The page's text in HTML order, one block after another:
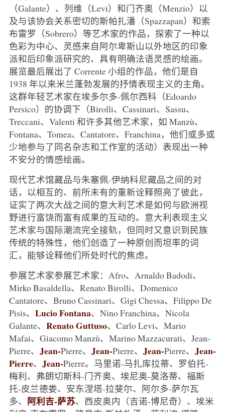
（Galante）、列维（Levi）和门齐奥（Menzio）以
及与该协会关系密切的斯帕扎潘（Spazzapan）和索
布雷罗（Sobrero）等艺术家的作品，探索了一种以
色彩为中心、灵感来自阿尔卑斯山以外地区的印象
派和后印象派研究的、具有明确法语灵感的绘画。
展览最后展出了 Corrente 小组的作品，他们是自
1938 年以来米兰蓬勃发展的抒情表现主义的主角。
这群年轻艺术家在埃多尔多-佩尔西科（Edoardo
Persico）的协调下（Birolli、Cassinari、Sassu、
Treccani、Valenti 和许多其他艺术家，如 Manzù、
Fontana、Tomea、Cantatore、Franchina，他们或多或
少地参与了同名杂志和工作室的活动）表现出一种
不安分的情感绘画。
现代艺术馆藏品与朱塞佩-伊纳科尼藏品之间的对
话，以相互的、前所未有的重新诠释照亮了彼此，
证实了两次大战之间的意大利艺术是如何与欧洲视
野进行富饶而富有成果的互动的。意大利表现主义
艺术家与国际潮流完全接轨，但同时又意识到民族
传统的特殊性，他们创造了一种原创而坦率的词
汇，能够诠释他们所处时代的焦虑。
参展艺术家参展艺术家：Afro、Arnaldo Badodi、
Mirko Basaldella、Renato Birolli、Domenico
Cantatore、Bruno Cassinari、Gigi Chessa、Filippo De
Pisis、 Lucio Fontana、Nino Franchina、Nicola
Galante、 Renato Guttuso、Carlo Levi、Mario
Mafai、Giacomo Manzù、Marino Mazzacurati、Jean-
Pierre、 Jean-Pierre、 Jean-Pierre、 Jean-Pierre、 Jean-
Pierre、 Jean-Pierre。马里诺-马扎库拉蒂、罗伯托-
梅利、弗朗切斯科-门齐奥、埃尼奥-莫洛蒂、福斯
托-皮兰德娄、安东涅塔-拉斐尔、阿尔多-萨尔瓦
多、 阿利吉-萨苏、西皮奥内（吉诺-博尼奇）、埃米